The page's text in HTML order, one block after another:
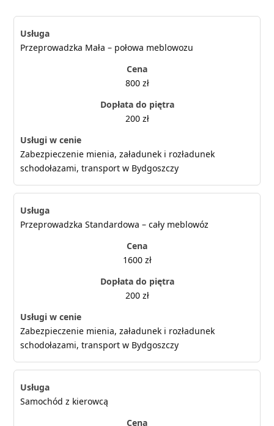
Przeprowadzka Mała – połowa meblowozu
800 zł
200 zł
Zabezpieczenie mienia, załadunek i rozładunek
schodołazami, transport w Bydgoszczy
Przeprowadzka Standardowa – cały meblowóz
1600 zł
200 zł
Zabezpieczenie mienia, załadunek i rozładunek
schodołazami, transport w Bydgoszczy
Samochód z kierowcą